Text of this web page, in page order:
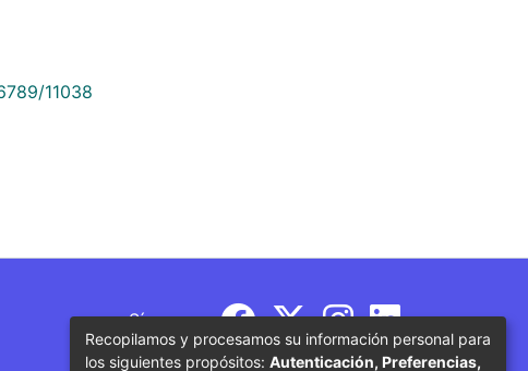
11038
Síguenos
Recopilamos y procesamos su información personal para
los siguientes propósitos: Autenticación, Preferencias,